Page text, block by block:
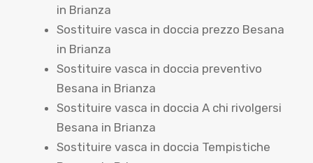
in Brianza
Sostituire vasca in doccia prezzo Besana
in Brianza
Sostituire vasca in doccia preventivo
Besana in Brianza
Sostituire vasca in doccia A chi rivolgersi
Besana in Brianza
Sostituire vasca in doccia Tempistiche